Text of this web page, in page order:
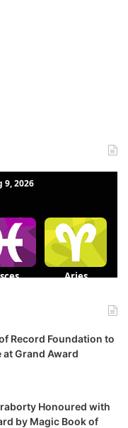
Record Foundation to
Grand Award
Honoured with
by Magic Book of